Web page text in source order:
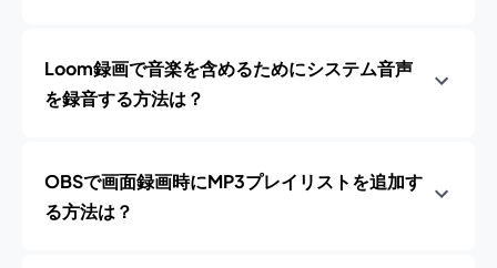
Loom録画で音楽を含めるためにシステム音声
を録音する方法は？
OBSで画面録画時にMP3プレイリストを追加す
る方法は？